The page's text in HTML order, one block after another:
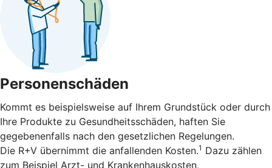
Personenschäden
Kommt es beispielsweise auf Ihrem Grundstück oder durch
Ihre Produkte zu Gesundheitsschäden, haften Sie
gegebenenfalls nach den gesetzlichen Regelungen.
Die R+V übernimmt die anfallenden Kosten.1 Dazu zählen
zum Beispiel Arzt- und Krankenhauskosten,